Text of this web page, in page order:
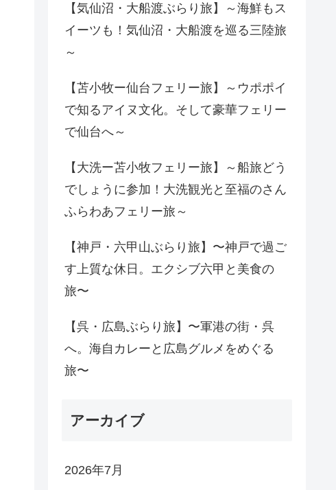
【気仙沼・大船渡ぶらり旅】～海鮮もス
イーツも！気仙沼・大船渡を巡る三陸旅
～
【苫小牧ー仙台フェリー旅】～ウポポイ
で知るアイヌ文化。そして豪華フェリー
で仙台へ～
【大洗ー苫小牧フェリー旅】～船旅どう
でしょうに参加！大洗観光と至福のさん
ふらわあフェリー旅～
【神戸・六甲山ぶらり旅】〜神戸で過ご
す上質な休日。エクシブ六甲と美食の
旅〜
【呉・広島ぶらり旅】〜軍港の街・呉
へ。海自カレーと広島グルメをめぐる
旅〜
アーカイブ
2026年7月